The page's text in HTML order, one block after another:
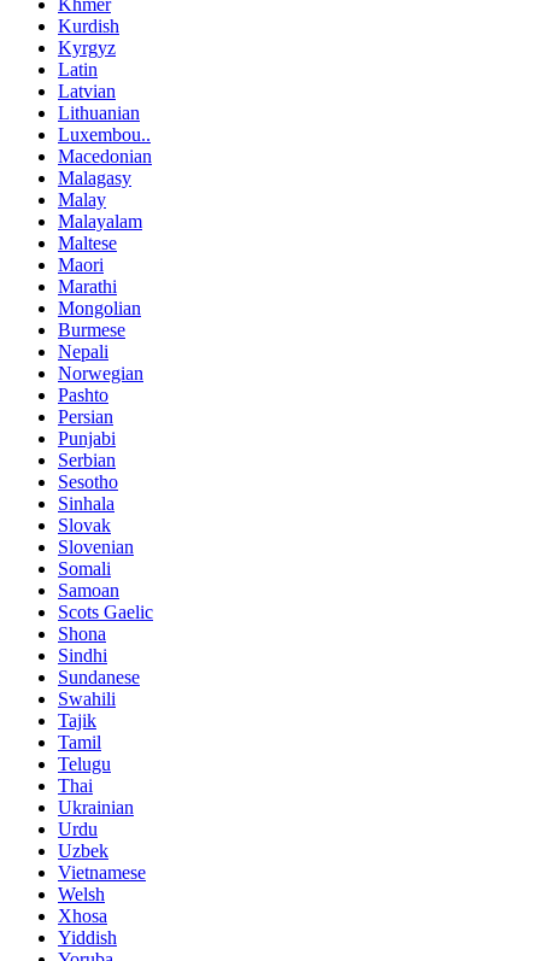
Khmer
Kurdish
Kyrgyz
Latin
Latvian
Lithuanian
Luxembou..
Macedonian
Malagasy
Malay
Malayalam
Maltese
Maori
Marathi
Mongolian
Burmese
Nepali
Norwegian
Pashto
Persian
Punjabi
Serbian
Sesotho
Sinhala
Slovak
Slovenian
Somali
Samoan
Scots Gaelic
Shona
Sindhi
Sundanese
Swahili
Tajik
Tamil
Telugu
Thai
Ukrainian
Urdu
Uzbek
Vietnamese
Welsh
Xhosa
Yiddish